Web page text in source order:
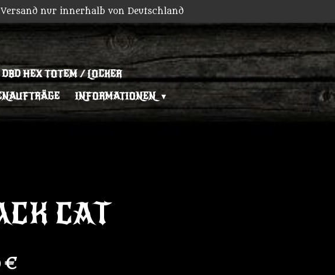
Versand nur innerhalb von Deutschland
DBD HEX TOTEM / LOCKER
INFORMATIONEN
CAT
€